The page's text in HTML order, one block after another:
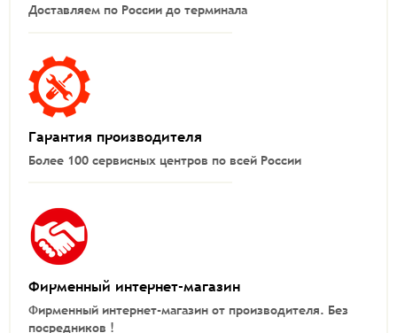
Доставляем по России до терминала
Гарантия производителя
Более 100 сервисных центров по всей России
Фирменный интернет-магазин
Фирменный интернет-магазин от производителя. Без
посредников !